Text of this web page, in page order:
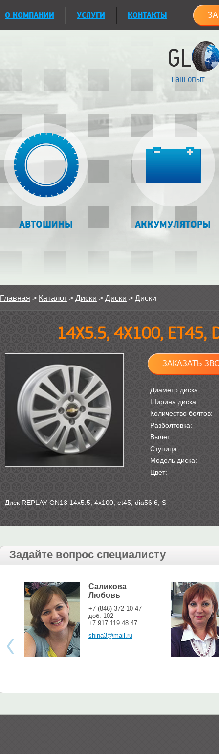
О КОМПАНИИ УСЛУГИ КОНТАКТЫ
наш опыт —
АВТОШИНЫ АККУМУЛЯТОРЫ
Главная > Каталог > Диски > Диски > Диски
14Х5.5, 4Х100, ET45,
ЗАКАЗАТЬ
Диаметр диска:
Ширина диска:
Количество болтов:
Разболтовка:
Вылет:
Ступица:
Модель диска:
Цвет:
Диск REPLAY GN13 14х5.5, 4х100, et45, dia56.6, S
Задайте вопрос специалисту
Саликова
Любовь
+7 (846) 372 10 47
доб. 102
+7 917 119 48 47
shina3@mail.ru